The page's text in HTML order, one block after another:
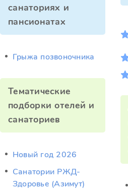
санаториях и
пансионатах
Грыжа позвоночника
Тематические
подборки отелей и
санаториев
Новый год 2026
Санатории РЖД-
Здоровье (Азимут)